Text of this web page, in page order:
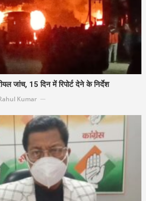
जांच, 15 दिन में रिपोर्ट देने के निर्देश
Kumar